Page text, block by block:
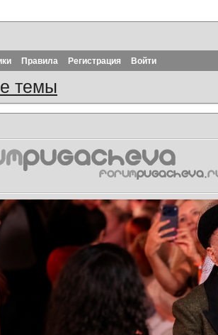
Правила Регистрация Войти
темы